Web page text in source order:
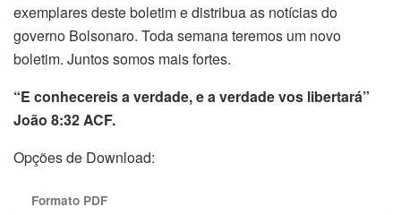
exemplares deste boletim e distribua as notícias do
governo Bolsonaro. Toda semana teremos um novo
boletim. Juntos somos mais fortes.
“E conhecereis a verdade, e a verdade vos libertará”
João 8:32 ACF.
Opções de Download:
Formato PDF